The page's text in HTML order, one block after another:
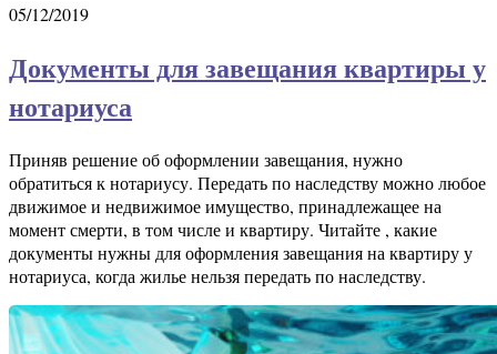
05/12/2019
Документы для завещания квартиры у
нотариуса
Приняв решение об оформлении завещания, нужно
обратиться к нотариусу. Передать по наследству можно любое
движимое и недвижимое имущество, принадлежащее на
момент смерти, в том числе и квартиру. Читайте , какие
документы нужны для оформления завещания на квартиру у
нотариуса, когда жилье нельзя передать по наследству.